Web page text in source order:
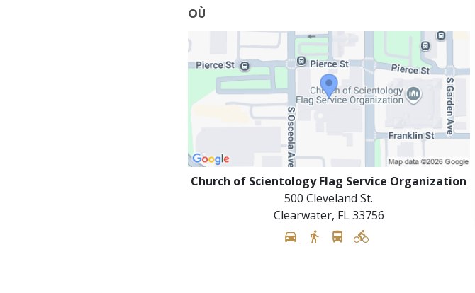
OÙ
Church of Scientology Flag Service Organization
500 Cleveland St.
Clearwater, FL33756